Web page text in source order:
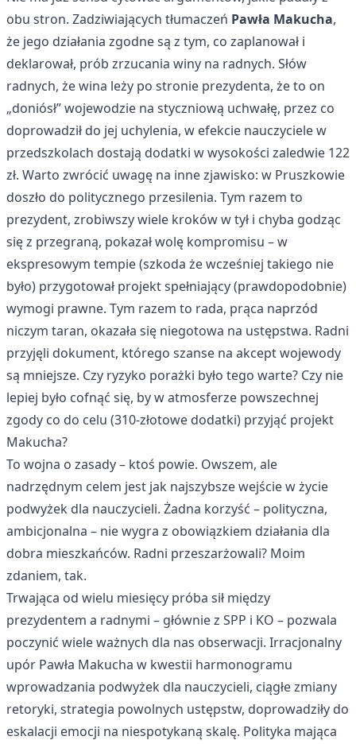
obu stron. Zadziwiających tłumaczeń Pawła Makucha,
że jego działania zgodne są z tym, co zaplanował i
deklarował, prób zrzucania winy na radnych. Słów
radnych, że wina leży po stronie prezydenta, że to on
„doniósł” wojewodzie na styczniową uchwałę, przez co
doprowadził do jej uchylenia, w efekcie nauczyciele w
przedszkolach dostają dodatki w wysokości zaledwie 122
zł. Warto zwrócić uwagę na inne zjawisko: w Pruszkowie
doszło do politycznego przesilenia. Tym razem to
prezydent, zrobiwszy wiele kroków w tył i chyba godząc
się z przegraną, pokazał wolę kompromisu – w
ekspresowym tempie (szkoda że wcześniej takiego nie
było) przygotował projekt spełniający (prawdopodobnie)
wymogi prawne. Tym razem to rada, prąca naprzód
niczym taran, okazała się niegotowa na ustępstwa. Radni
przyjęli dokument, którego szanse na akcept wojewody
są mniejsze. Czy ryzyko porażki było tego warte? Czy nie
lepiej było cofnąć się, by w atmosferze powszechnej
zgody co do celu (310-złotowe dodatki) przyjąć projekt
Makucha?
To wojna o zasady – ktoś powie. Owszem, ale
nadrzędnym celem jest jak najszybsze wejście w życie
podwyżek dla nauczycieli. Żadna korzyść – polityczna,
ambicjonalna – nie wygra z obowiązkiem działania dla
dobra mieszkańców. Radni przeszarżowali? Moim
zdaniem, tak.
Trwająca od wielu miesięcy próba sił między
prezydentem a radnymi – głównie z SPP i KO – pozwala
poczynić wiele ważnych dla nas obserwacji. Irracjonalny
upór Pawła Makucha w kwestii harmonogramu
wprowadzania podwyżek dla nauczycieli, ciągłe zmiany
retoryki, strategia powolnych ustępstw, doprowadziły do
eskalacji emocji na niespotykaną skalę. Polityka mająca